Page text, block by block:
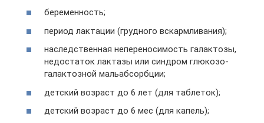
беременность;
период лактации (грудного вскармливания);
наследственная непереносимость галактозы,
недостаток лактазы или синдром глюкозо-
галактозной мальабсорбции;
детский возраст до 6 лет (для таблеток);
детский возраст до 6 мес (для капель);